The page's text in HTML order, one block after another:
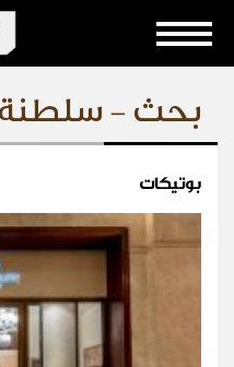
بحث -
بوتيكات